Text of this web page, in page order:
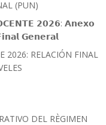
(PUN)
𝟮𝟬𝟮𝟲: 𝗔𝗻𝗲𝘅𝗼
𝗚𝗲𝗻𝗲𝗿𝗮𝗹
2026: RELACIÓN FINAL
DEL RÈGIMEN